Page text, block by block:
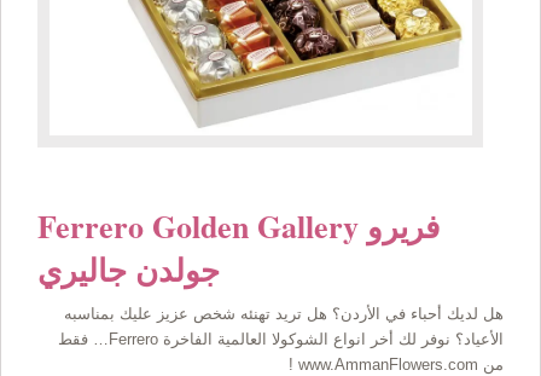
Ferrero Golden Gallery فريرو
جولدن جاليري
هل لديك أحباء في الأردن؟ هل تريد تهنئه شخص عزيز عليك بمناسبه
الأعياد؟ نوفر لك أخر انواع الشوكولا العالمية الفاخرة Ferrero… فقط
من www.AmmanFlowers.com !